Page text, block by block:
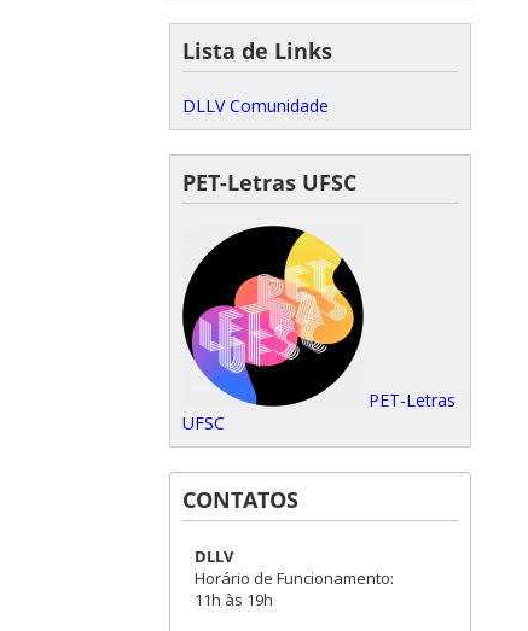
Lista de Links
DLLV Comunidade
PET-Letras UFSC
PET-Letras
UFSC
CONTATOS
DLLV
Horário de Funcionamento:
11h às 19h